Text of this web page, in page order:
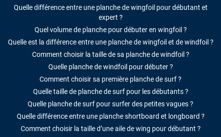
Quelle différence entre une planche de wingfoil pour débutant et
expert ?
Quel volume de planche pour débuter en wingfoil ?
Quelle est la différence entre une planche de wingfoil et de windfoil ?
Comment choisir la taille de sa planche de windfoil ?
Quelle planche de windfoil pour débuter ?
Comment choisir sa première planche de surf ?
Quelle taille de planche de surf pour les débutants ?
Quelle planche de surf pour surfer des petites vagues ?
Quelle différence entre une planche shortboard et longboard ?
Comment choisir la taille d’une aile de wing pour débutant ?